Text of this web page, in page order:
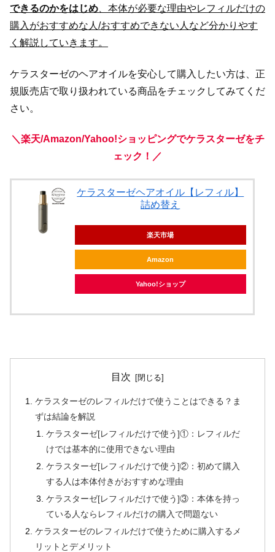
できるのかをはじめ 、本体が必要な理由やレフィルだけの
購入がおすすめな人/おすすめできない人など分かりやす
く解説していきます。
ケラスターゼのヘアオイルを安心して購入したい方は、正
規販売店で取り扱われている商品をチェックしてみてくだ
さい。
＼楽天/Amazon/Yahoo!ショッピングでケラスターゼをチ
ェック！／
ケラスターゼヘアオイル【レフィル】
詰め替え
楽天市場
Amazon
Yahoo!ショップ
目次
ケラスターゼのレフィルだけで使うことはできる？ま
ずは結論を解説
ケラスターゼ[レフィルだけで使う]①：レフィルだ
けでは基本的に使用できない理由
ケラスターゼ[レフィルだけで使う]②：初めて購入
する人は本体付きがおすすめな理由
ケラスターゼ[レフィルだけで使う]③：本体を持っ
ている人ならレフィルだけの購入で問題ない
ケラスターゼのレフィルだけで使うために購入するメ
リットとデメリット